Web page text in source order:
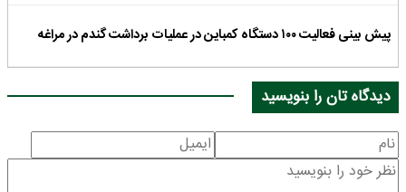
پیش بینی فعالیت ۱۰۰ دستگاه کمباین در عملیات برداشت گندم در مراغه
دیدگاه تان را بنویسید